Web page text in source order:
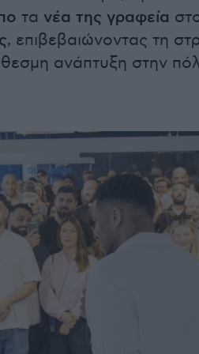
τα νέα της γραφεία
, επιβεβαιώνοντας τη
ανάπτυξη στην